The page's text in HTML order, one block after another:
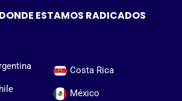
ESTAMOS RADICADOS
Costa Rica
México